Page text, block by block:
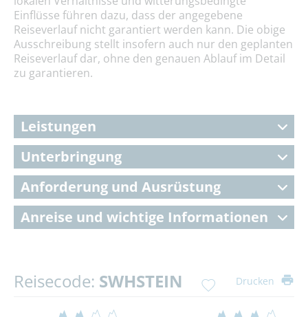
Einflüsse führen dazu, dass der angegebene
Reiseverlauf nicht garantiert werden kann. Die obige
Ausschreibung stellt insofern auch nur den geplanten
Reiseverlauf dar, ohne den genauen Ablauf im Detail
zu garantieren.
Leistungen
Unterbringung
Anforderung und Ausrüstung
Anreise und wichtige Informationen
Reisecode: SWHSTEIN Drucken